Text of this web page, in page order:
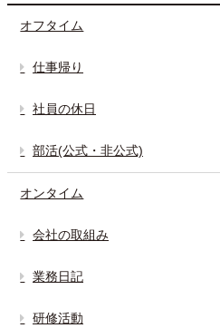
オフタイム
仕事帰り
社員の休日
部活(公式・非公式)
オンタイム
会社の取組み
業務日記
研修活動